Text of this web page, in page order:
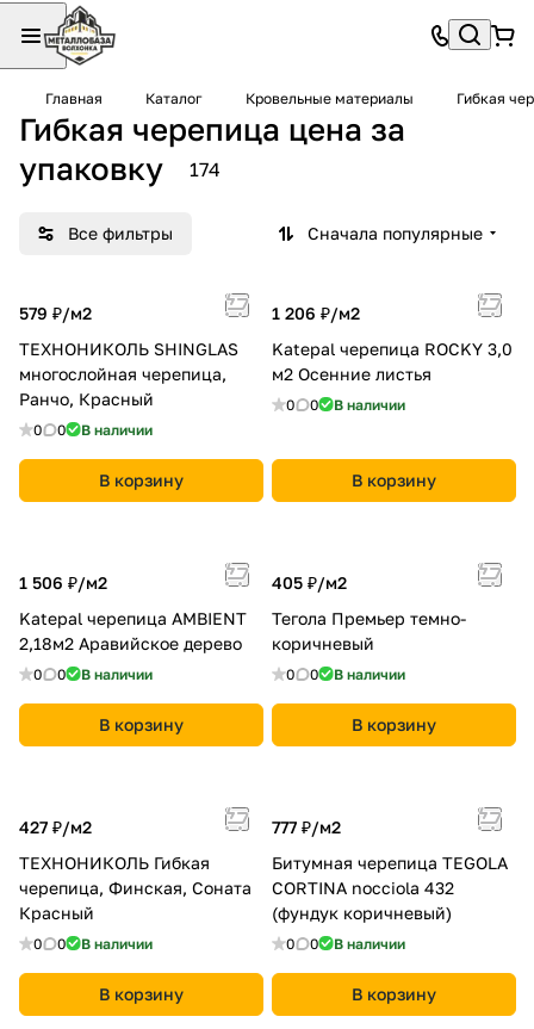
Главная Каталог Кровельные материалы Гибкая
Гибкая черепица цена за
упаковку
174
Все фильтры Сначала популярные
579 ₽/м2
ТЕХНОНИКОЛЬ SHINGLAS
многослойная черепица,
Ранчо, Красный
0 0 В наличии
В корзину
1 206 ₽/м2
Katepal черепица ROCKY 3,0
м2 Осенние листья
0 0 В наличии
В корзину
1 506 ₽/м2
Katepal черепица AMBIENT
2,18м2 Аравийское дерево
0 0 В наличии
В корзину
405 ₽/м2
Тегола Премьер темно-
коричневый
0 0 В наличии
В корзину
427 ₽/м2
ТЕХНОНИКОЛЬ Гибкая
черепица, Финская, Соната
Красный
0 0 В наличии
В корзину
777 ₽/м2
Битумная черепица TEGOLA
CORTINA nocciola 432
(фундук коричневый)
0 0 В наличии
В корзину